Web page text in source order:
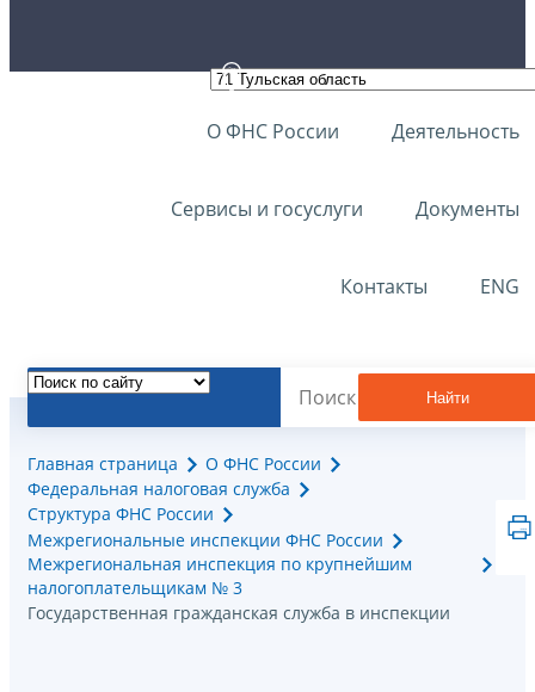
О ФНС России Деятельность
Сервисы и госуслуги Документы
Контакты ENG
Найти
Главная страница
О ФНС России
Федеральная налоговая служба
Структура ФНС России
Межрегиональные инспекции ФНС России
Межрегиональная инспекция по крупнейшим
налогоплательщикам № 3
Государственная гражданская служба в инспекции